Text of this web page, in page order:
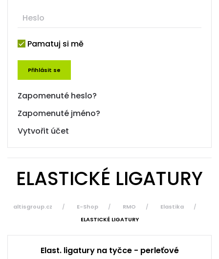
Pamatuj si mě
Přihlásit se
Zapomenuté heslo?
Zapomenuté jméno?
Vytvořit účet
ELASTICKÉ LIGATURY
altisgroup.cz E-Shop RMO
Elastika
ELASTICKÉ LIGATURY
Elast. ligatury na tyčce - perleťové